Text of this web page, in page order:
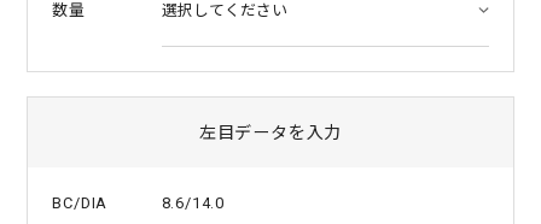
数量
左目データを入力
BC/DIA 8.6/14.0